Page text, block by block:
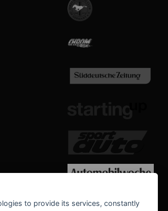
WE SUPPORT
to provide its services, constantly